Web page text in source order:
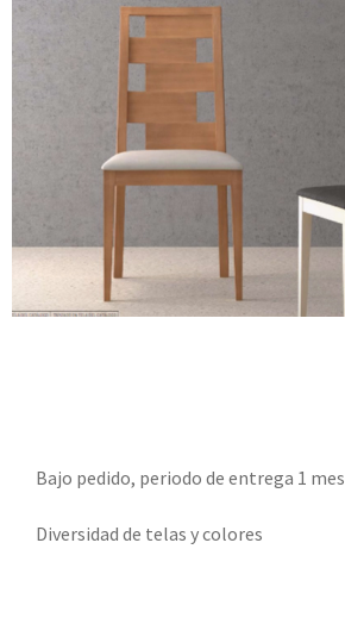
Bajo pedido, periodo de entrega 1 mes
Diversidad de telas y colores